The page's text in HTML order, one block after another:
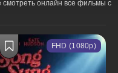
онлайн все фильмы с
FHD (1080p)